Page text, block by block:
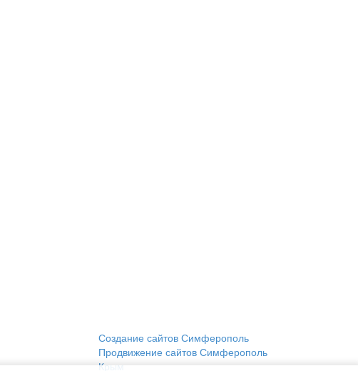
Создание сайтов Симферополь
Продвижение сайтов Симферополь
Крым